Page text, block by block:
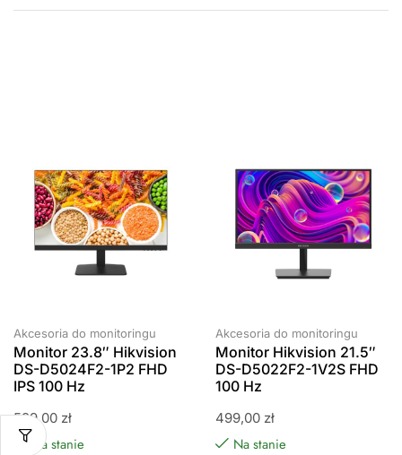
Akcesoria do monitoringu
Monitor 23.8″ Hikvision
DS-D5024F2-1P2 FHD
IPS 100 Hz
599,00 zł
Na stanie
Akcesoria do monitoringu
Monitor Hikvision 21.5″
DS-D5022F2-1V2S FHD
100 Hz
499,00 zł
Na stanie